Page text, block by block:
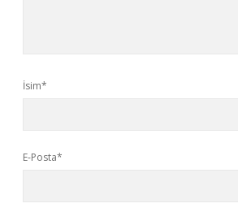
İsim*
E-Posta*